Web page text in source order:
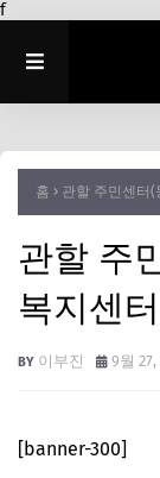
f
홈 관할 주민센터(
관할 주
복지센
이부진 9월 27,
[banner-300]